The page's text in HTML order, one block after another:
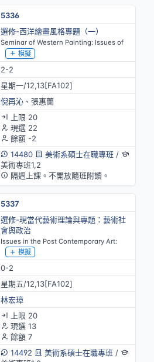
5336
選修-西洋繪畫風格專題（一）
Seminar of Western Painting: Issues of
模擬
2-2
星期一/12,13[FA102]
倪再沁、張惠蘭
上限 20
現選 22
餘額 -2
14480
美術系碩士在職專班/
美術專班1,2
隔週上課。不開放隨班附讀。
5337
選修-現當代藝術理論與專題：藝術社
會與政治
Issues in the Post Contemporary Art:
模擬
0-2
星期五/12,13[FA102]
林宏璋
上限 20
現選 13
餘額 7
14492
美術系碩士在職專班/